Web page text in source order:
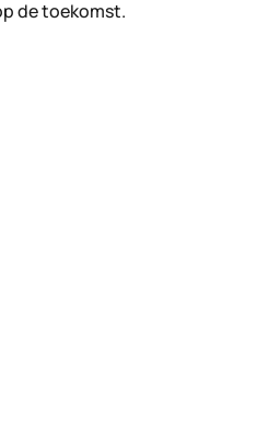
de toekomst.